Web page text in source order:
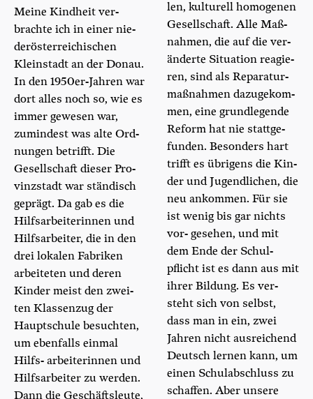
Mei­ne Kind­heit ver­
brach­te ich in einer nie­
der­ös­ter­rei­chi­schen
Klein­stadt an der Donau.
In den 1950er-Jah­ren war
dort alles noch so, wie es
immer gewe­sen war,
zumin­dest was alte Ord-
nun­gen betrifft. Die
Gesell­schaft die­ser Pro­
vinz­stadt war stän­disch
geprägt. Da gab es die
Hilfs­ar­bei­te­rin­nen und
Hilfs­ar­bei­ter, die in den
drei loka­len Fabri­ken
arbei­te­ten und deren
Kin­der meist den zwei­
ten Klas­sen­zug der
Haupt­schu­le besuch­ten,
um eben­falls ein­mal
Hilfs- arbei­te­rin­nen und
Hilfs­ar­bei­ter zu wer­den.
Dann die Geschäfts­leu­te,
len, kul­tu­rell homo­ge­nen
Gesell­schaft. Alle Maß­
nah­men, die auf die ver­
än­der­te Situa­ti­on reagie­
ren, sind als Repa­ra­tur­
maß­nah­men dazu­ge­kom­
men, eine grund­le­gen­de
Reform hat nie statt­ge­
fun­den. Beson­ders hart
trifft es übri­gens die Kin­
der und Jugend­li­chen, die
neu ankom­men. Für sie
ist wenig bis gar nichts
vor- gese­hen, und mit
dem Ende der Schul­
pflicht ist es dann aus mit
ihrer Bil­dung. Es ver­
steht sich von selbst,
dass man in ein, zwei
Jah­ren nicht aus­rei­chend
Deutsch ler­nen kann, um
einen Schul­ab­schluss zu
schaf­fen. Aber unse­re